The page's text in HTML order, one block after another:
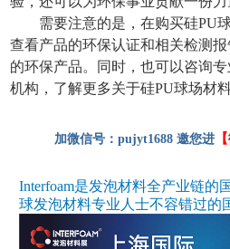
需要注意的是，在购买硅PU
查看产品的环保认证和相关检测
的环保产品。同时，也可以咨询
机构，了解更多关于硅PU球场材
加微信号：pujyt1688 邀您进
Interfoam是发泡材料全产业链的
球发泡材料专业人士不容错过的